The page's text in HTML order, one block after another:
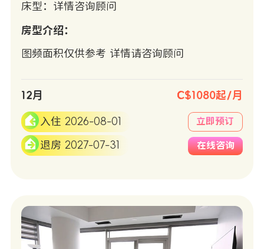
床型：详情咨询顾问
房型介绍：
图频面积仅供参考 详情请咨询顾问
12月 C$1080起/月
入住 2026-08-01
退房 2027-07-31
立即预订
在线咨询